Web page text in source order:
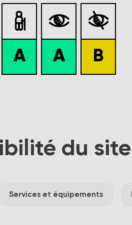

A

A

B
du site
Services et équipements